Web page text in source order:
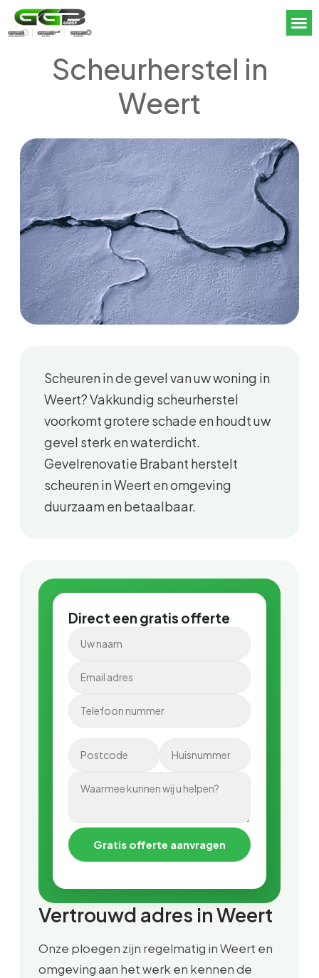
Scheurherstel in
Weert
Scheuren in de gevel van uw woning in
Weert? Vakkundig scheurherstel
voorkomt grotere schade en houdt uw
gevel sterk en waterdicht.
Gevelrenovatie Brabant herstelt
scheuren in Weert en omgeving
duurzaam en betaalbaar.
Direct een gratis offerte
Gratis offerte aanvragen
Vertrouwd adres in Weert
Onze ploegen zijn regelmatig in Weert en
omgeving aan het werk en kennen de